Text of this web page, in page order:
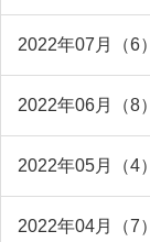
2022年07月（6）
2022年06月（8）
2022年05月（4）
2022年04月（7）